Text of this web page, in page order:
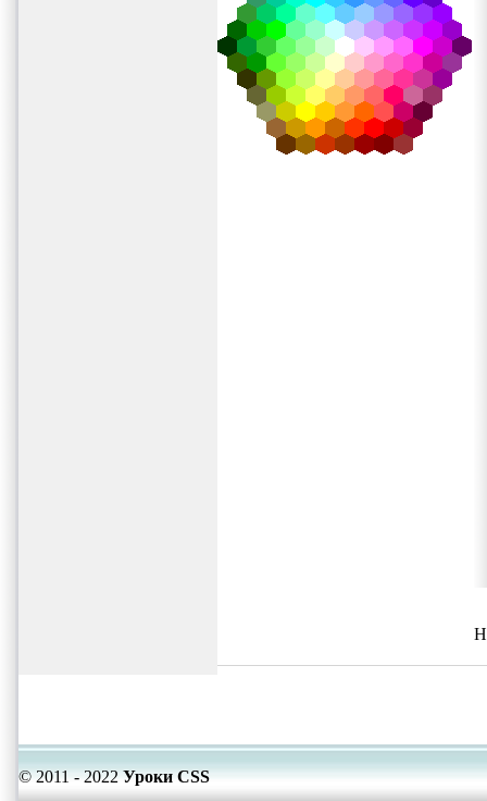
© 2011 - 2022Уроки CSS